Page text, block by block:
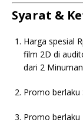
Syarat &
Harga spesial
film 2D di
dari 2
Promo berlaku
Promo berlaku